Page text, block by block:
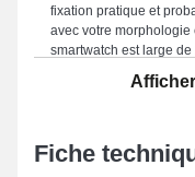
fixation pratique et
avec votre morphologie
smartwatch est large
destiné à s'harmoniser
garantissant un usage
les styles, associant
de combler les envies
Fiche